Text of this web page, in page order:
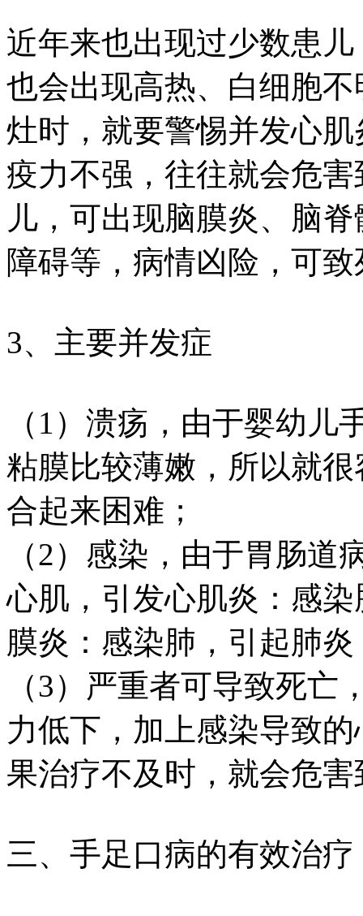
近年来也出现过少数患
也会出现高热、白细胞
灶时，就要警惕并发心
疫力不强，往往就会危
儿，可出现脑膜炎、脑
障碍等，病情凶险，可
3、主要并发症
（1）溃疡，由于婴幼
粘膜比较薄嫩，所以就
合起来困难；
（2）感染，由于胃肠
心肌，引发心肌炎：感
膜炎：感染肺，引起肺
（3）严重者可导致死
力低下，加上感染导致
果治疗不及时，就会危
三、手足口病的有效治疗